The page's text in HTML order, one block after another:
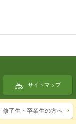
サイトマップ
修了生・卒業生の方へ